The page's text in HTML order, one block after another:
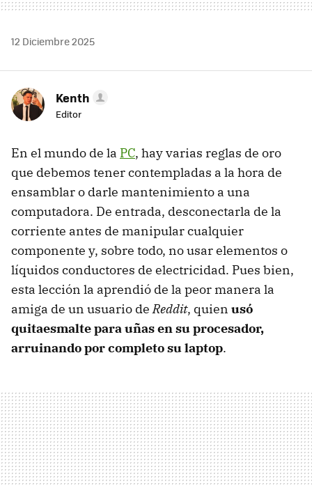
12 Diciembre 2025
Kenth
Editor
En el mundo de la PC, hay varias reglas de oro
que debemos tener contempladas a la hora de
ensamblar o darle mantenimiento a una
computadora. De entrada, desconectarla de la
corriente antes de manipular cualquier
componente y, sobre todo, no usar elementos o
líquidos conductores de electricidad. Pues bien,
esta lección la aprendió de la peor manera la
amiga de un usuario deReddit, quien usó
quitaesmalte para uñas en su procesador,
arruinando por completo su laptop.